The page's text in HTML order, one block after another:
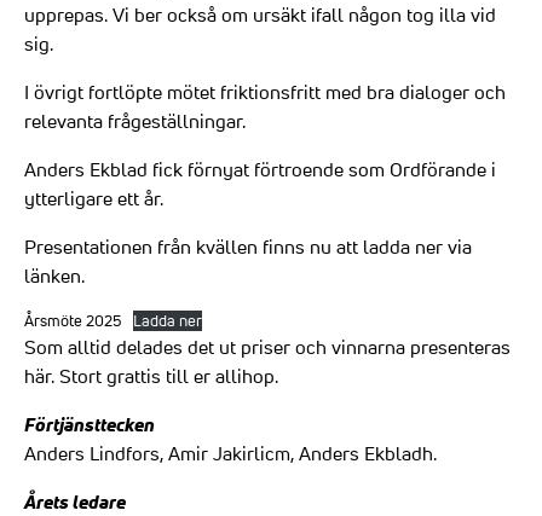
upprepas. Vi ber också om ursäkt ifall någon tog illa vid
sig.
I övrigt fortlöpte mötet friktionsfritt med bra dialoger och
relevanta frågeställningar.
Anders Ekblad fick förnyat förtroende som Ordförande i
ytterligare ett år.
Presentationen från kvällen finns nu att ladda ner via
länken.
Årsmöte 2025 Ladda ner
Som alltid delades det ut priser och vinnarna presenteras
här. Stort grattis till er allihop.
Förtjänsttecken
Anders Lindfors, Amir Jakirlicm, Anders Ekbladh.
Årets ledare